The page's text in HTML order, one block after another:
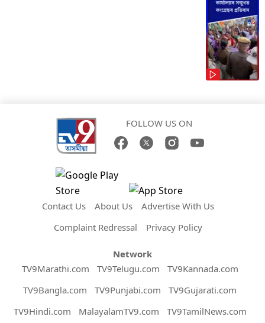
FOLLOW US ON
Contact Us About Us
Advertise With Us
Complaint Redressal
Privacy Policy
Network
TV9Marathi.com
TV9Telugu.com
TV9Kannada.com
TV9Bangla.com
TV9Punjabi.com
TV9Gujarati.com
TV9Hindi.com
MalayalamTV9.com TV9TamilNews.com